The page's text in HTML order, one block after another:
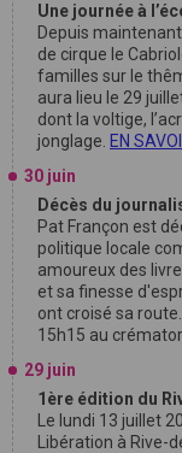
Une journée à
Depuis
de cirque le
familles sur le
aura lieu le 29
dont la voltige,
jonglage. EN
30 juin
Décès du
Pat Françon est
politique locale
amoureux des
et sa finesse
ont croisé sa
15h15 au
29 juin
1ère édition du
Le lundi 13 juillet
Libération à Rive-